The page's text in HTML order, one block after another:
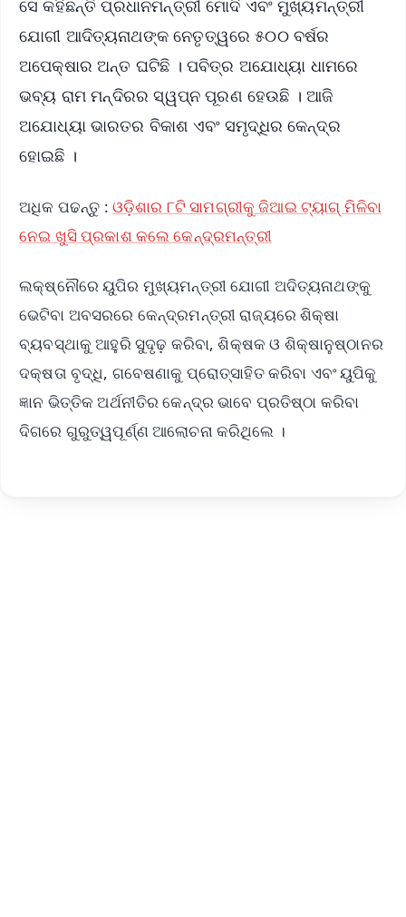
ସେ କହିଛନ୍ତି ପ୍ରଧାନମନ୍ତ୍ରୀ ମୋଦି ଏବଂ ମୁଖ୍ୟମନ୍ତ୍ରୀ
ଯୋଗୀ ଆଦିତ୍ୟନାଥଙ୍କ ନେତୃତ୍ୱରେ ୫୦୦ ବର୍ଷର
ଅପେକ୍ଷାର ଅନ୍ତ ଘଟିଛି । ପବିତ୍ର ଅଯୋଧ୍ୟା ଧାମରେ
ଭବ୍ୟ ରାମ ମନ୍ଦିରର ସ୍ୱପ୍ନ ପୂରଣ ହେଉଛି । ଆଜି
ଅଯୋଧ୍ୟା ଭାରତର ବିକାଶ ଏବଂ ସମୃଦ୍ଧିର କେନ୍ଦ୍ର
ହୋଇଛି ।
ଅଧିକ ପଢନ୍ତୁ : ଓଡ଼ିଶାର ୮ଟି ସାମଗ୍ରୀକୁ ଜିଆଇ ଟ୍ୟାଗ୍ ମିଳିବା
ନେଇ ଖୁସି ପ୍ରକାଶ କଲେ କେନ୍ଦ୍ରମନ୍ତ୍ରୀ
ଲକ୍ଷ୍ନୌରେ ୟୁପିର ମୁଖ୍ୟମନ୍ତ୍ରୀ ଯୋଗୀ ଅଦିତ୍ୟନାଥଙ୍କୁ
ଭେଟିବା ଅବସରରେ କେନ୍ଦ୍ରମନ୍ତ୍ରୀ ରାଜ୍ୟରେ ଶିକ୍ଷା
ବ୍ୟବସ୍ଥାକୁ ଆହୁରି ସୁଦୃଢ଼ କରିବା, ଶିକ୍ଷକ ଓ ଶିକ୍ଷାନୁଷ୍ଠାନର
ଦକ୍ଷତା ବୃଦ୍ଧି, ଗବେଷଣାକୁ ପ୍ରୋତ୍ସାହିତ କରିବା ଏବଂ ୟୁପିକୁ
ଜ୍ଞାନ ଭିତ୍ତିକ ଅର୍ଥନୀତିର କେନ୍ଦ୍ର ଭାବେ ପ୍ରତିଷ୍ଠା କରିବା
ଦିଗରେ ଗୁରୁତ୍ୱପୂର୍ଣ୍ଣ ଆଲୋଚନା କରିଥିଲେ ।